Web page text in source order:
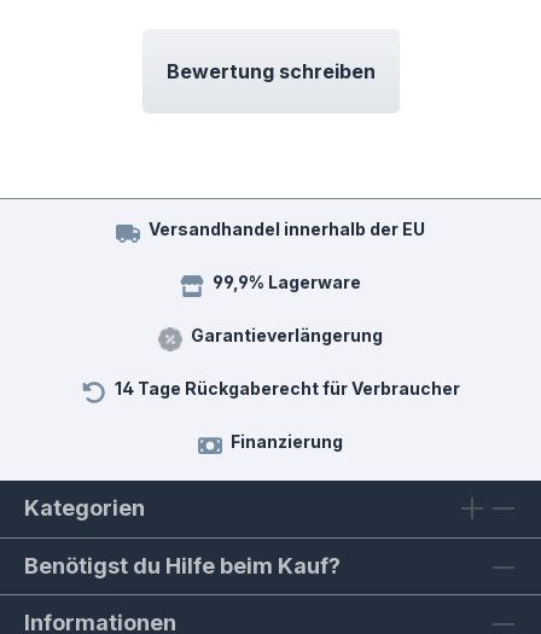
Bewertung schreiben
Versandhandel innerhalb der EU
99,9% Lagerware
Garantieverlängerung
14 Tage Rückgaberecht für Verbraucher
Finanzierung
Kategorien
Benötigst du Hilfe beim Kauf?
Informationen